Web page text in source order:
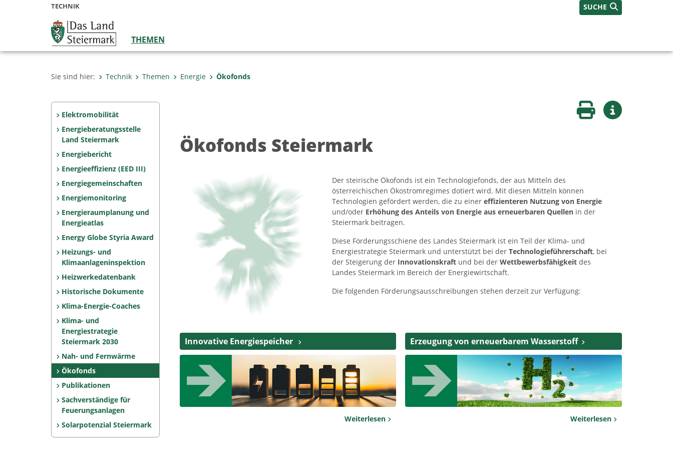
TECHNIK SUCHE
THEMEN
Sie sind hier: Technik Themen Energie Ökofonds
Elektromobilität
Energieberatungsstelle
Land Steiermark
Energiebericht
Energieeffizienz (EED III)
Energiegemeinschaften
Energiemonitoring
Energieraumplanung und
Energieatlas
Energy Globe Styria Award
Heizungs- und
Klimaanlageninspektion
Heizwerkedatenbank
Historische Dokumente
Klima-Energie-Coaches
Klima- und
Energiestrategie
Steiermark 2030
Nah- und Fernwärme
Ökofonds
Publikationen
Sachverständige für
Feuerungsanlagen
Solarpotenzial Steiermark
Seite druckenWeitere Infos
Ökofonds Steiermark
Der steirische Ökofonds ist ein Technologiefonds, der aus Mitteln des
österreichischen Ökostromregimes dotiert wird. Mit diesen Mitteln können
Technologien gefördert werden, die zu einereffizienteren Nutzung von Energie
und/oder Erhöhung des Anteils von Energie aus erneuerbaren Quellen in der
Steiermark beitragen.
Diese Förderungsschiene des Landes Steiermark ist ein Teil der Klima- und
Energiestrategie Steiermark und unterstützt bei derTechnologieführerschaft, bei
der Steigerung der Innovationskraft und bei derWettbewerbsfähigkeit des
Landes Steiermark im Bereich der Energiewirtschaft.
Die folgenden Förderungsausschreibungen stehen derzeit zur Verfügung:
Innovative Energiespeicher
Weiterlesen
Erzeugung von erneuerbarem Wasserstoff
Weiterlesen